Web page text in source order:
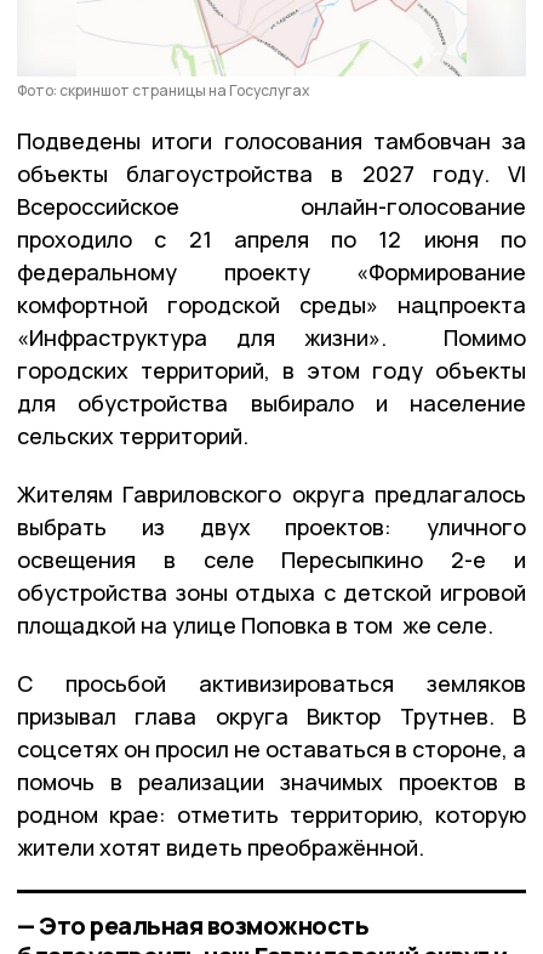
Фото: скриншот страницы на Госуслугах
Подведены итоги голосования тамбовчан за
объекты благоустройства в 2027 году. VI
Всероссийское онлайн-голосование
проходило с 21 апреля по 12 июня по
федеральному проекту «Формирование
комфортной городской среды» нацпроекта
«Инфраструктура для жизни». Помимо
городских территорий, в этом году объекты
для обустройства выбирало и население
сельских территорий.
Жителям Гавриловского округа предлагалось
выбрать из двух проектов: уличного
освещения в селе Пересыпкино 2-е и
обустройства зоны отдыха с детской игровой
площадкой на улице Поповка в том же селе.
С просьбой активизироваться земляков
призывал глава округа Виктор Трутнев. В
соцсетях он просил не оставаться в стороне, а
помочь в реализации значимых проектов в
родном крае: отметить территорию, которую
жители хотят видеть преображённой.
— Это реальная возможность